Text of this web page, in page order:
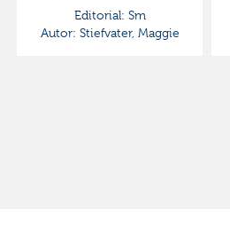
Editorial: Sm
Autor: Stiefvater, Maggie